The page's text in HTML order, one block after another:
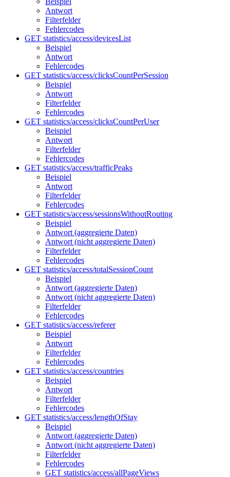
Antwort
Filterfelder
Fehlercodes
GET statistics/access/devicesList
Beispiel
Antwort
Fehlercodes
GET statistics/access/clicksCountPerSession
Beispiel
Antwort
Filterfelder
Fehlercodes
GET statistics/access/clicksCountPerUser
Beispiel
Antwort
Filterfelder
Fehlercodes
GET statistics/access/trafficPeaks
Beispiel
Antwort
Filterfelder
Fehlercodes
GET statistics/access/sessionsWithoutRouting
Beispiel
Antwort (aggregierte Daten)
Antwort (nicht aggregierte Daten)
Filterfelder
Fehlercodes
GET statistics/access/totalSessionCount
Beispiel
Antwort (aggregierte Daten)
Antwort (nicht aggregierte Daten)
Filterfelder
Fehlercodes
GET statistics/access/referer
Beispiel
Antwort
Filterfelder
Fehlercodes
GET statistics/access/countries
Beispiel
Antwort
Filterfelder
Fehlercodes
GET statistics/access/lengthOfStay
Beispiel
Antwort (aggregierte Daten)
Antwort (nicht aggregierte Daten)
Filterfelder
Fehlercodes
GET statistics/access/allPageViews